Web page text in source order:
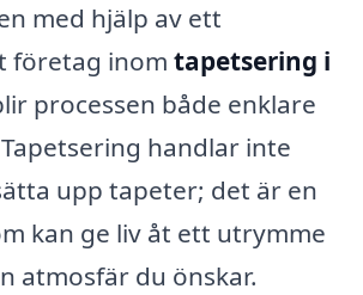
med hjälp av ett
företag inom tapetsering i
processen både enklare
handlar inte
upp tapeter; det är en
kan ge liv åt ett utrymme
atmosfär du önskar.